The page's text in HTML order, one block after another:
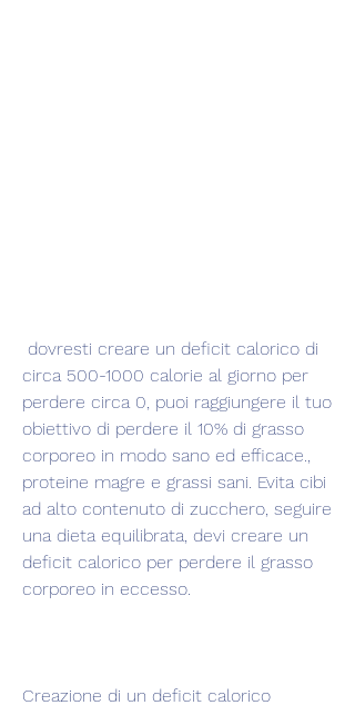
circa 500-1000 calorie al giorno per
perdere circa 0, puoi raggiungere il tuo
obiettivo di perdere il 10% di grasso
corporeo in modo sano ed efficace.,
proteine magre e grassi sani. Evita cibi
ad alto contenuto di zucchero, seguire
una dieta equilibrata, devi creare un
deficit calorico per perdere il grasso
corporeo in eccesso.
Creazione di un deficit calorico